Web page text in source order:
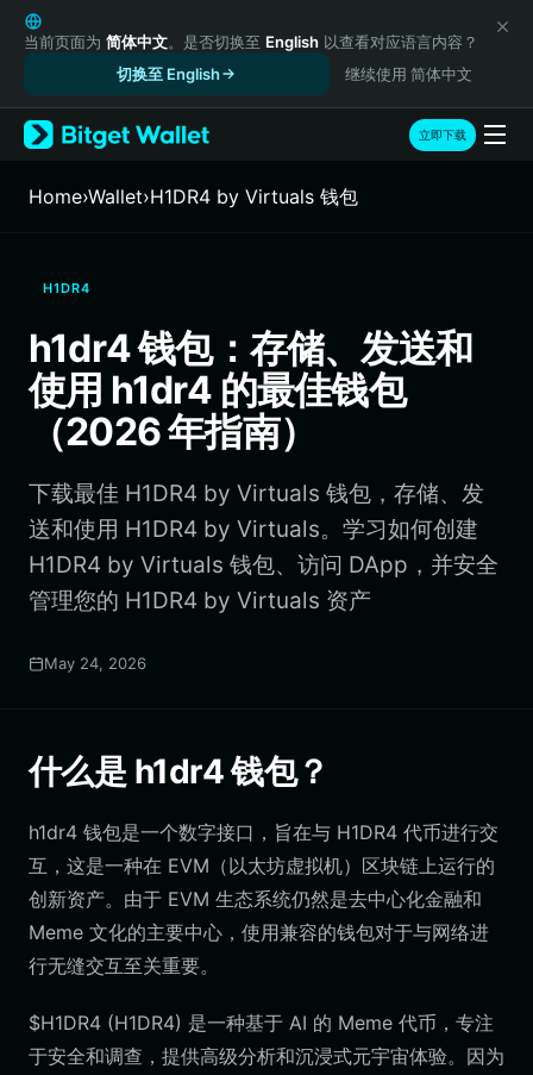
English
日本語
Русский
Español (Latinoamérica)
Türkçe
Italiano
繁體中文
Português (Portugal)
Bahasa Indonesia
ภาษาไทย
Português (Brasil)
Español (Argentina)
当前页面为 简体中文。是否切换至 English 以查看对应语言内容？
切换至 English
继续使用 简体中文
立即下载
Home›Wallet›H1DR4 by Virtuals 钱包
H1DR4
h1dr4 钱包：存储、发送和
使用 h1dr4 的最佳钱包
（2026 年指南）
下载最佳 H1DR4 by Virtuals 钱包，存储、发
送和使用 H1DR4 by Virtuals。学习如何创建
H1DR4 by Virtuals 钱包、访问 DApp，并安全
管理您的 H1DR4 by Virtuals 资产
May 24, 2026
什么是 h1dr4 钱包？
h1dr4 钱包是一个数字接口，旨在与 H1DR4 代币进行交
互，这是一种在 EVM（以太坊虚拟机）区块链上运行的
创新资产。由于 EVM 生态系统仍然是去中心化金融和
Meme 文化的主要中心，使用兼容的钱包对于与网络进
行无缝交互至关重要。
$H1DR4 (H1DR4) 是一种基于 AI 的 Meme 代币，专注
于安全和调查，提供高级分析和沉浸式元宇宙体验。因为